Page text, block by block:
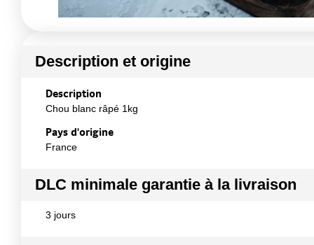
Description et origine
Description
Chou blanc râpé 1kg
Pays d'origine
France
DLC minimale garantie à la livraison
3 jours